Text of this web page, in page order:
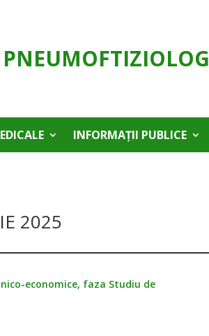
INFORMAȚII PUBLICE
2025
economice, faza Studiu de